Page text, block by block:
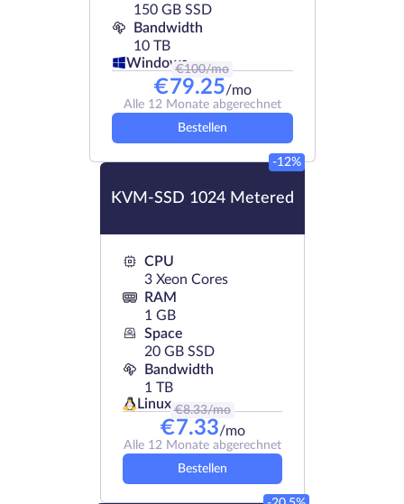
150 GB SSD
Bandwidth
10 TB
Windows
€100/mo
€79.25/mo
Alle 12 Monate abgerechnet
Bestellen
KVM-SSD 1024 Metered
-12%
CPU
3 Xeon Cores
RAM
1 GB
Space
20 GB SSD
Bandwidth
1 TB
Linux €8.33/mo
€7.33/mo
Alle 12 Monate abgerechnet
Bestellen